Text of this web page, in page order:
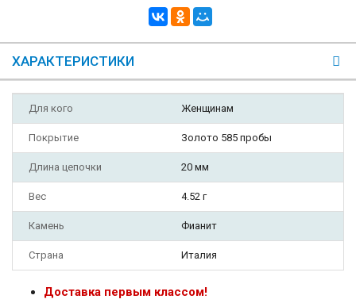
ХАРАКТЕРИСТИКИ
Для кого Женщинам
Покрытие Золото 585 пробы
Длина цепочки 20 мм
Вес 4.52 г
Камень Фианит
Страна Италия
Доставка первым классом!